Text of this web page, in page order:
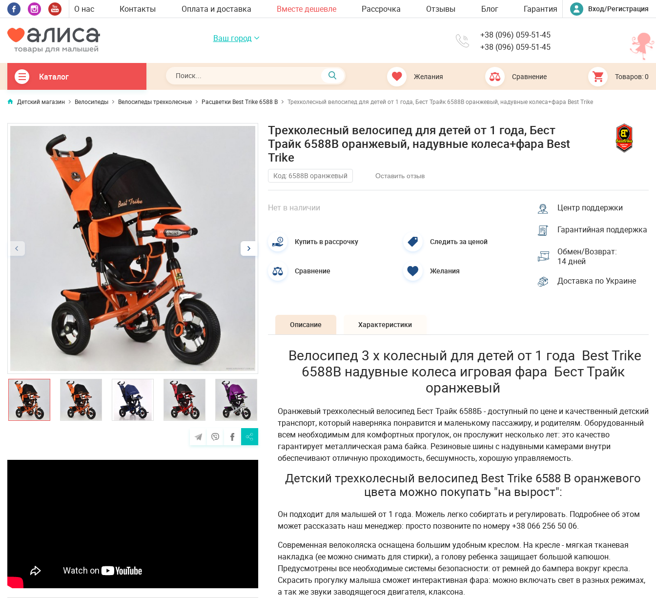
О нас Контакты Оплата и доставка Вместе дешевле Рассрочка Отзывы Блог Гарантия Вход/Регистрация
Ваш город
+38 (096) 059-51-45
+38 (096) 059-51-45
Каталог Желания Сравнение Товаров: 0
Детский магазин Велосипеды Велосипеды трехколесные Расцветки Best Trike 6588 B Трехколесный велосипед для детей от 1 года, Бест Трайк 6588B оранжевый, надувные колеса+фара Best Trike
Трехколесный велосипед для детей от 1 года, Бест
Трайк 6588B оранжевый, надувные колеса+фара Best
Trike
Код: 6588B оранжевый Оставить отзыв
Нет в наличии
Купить в рассрочку Следить за ценой
Сравнение Желания
Центр поддержки
Гарантийная поддержка
Обмен/Возврат:
14 дней
Доставка по Украине
Описание Характеристики
Велосипед 3 х колесный для детей от 1 года Best Trike
6588B надувные колеса игровая фара Бест Трайк
оранжевый
Оранжевый трехколесный велосипед Бест Трайк 6588Б - доступный по цене и качественный детский
транспорт, который наверняка понравится и маленькому пассажиру, и родителям. Оборудованный
всем необходимым для комфортных прогулок, он прослужит несколько лет: это качество
гарантирует металлическая рама байка. Резиновые шины с надувными камерами внутри
обеспечивают отличную проходимость, бесшумность, хорошую управляемость.
Детский трехколесный велосипед Best Trike 6588 B оранжевого
цвета можно покупать "на вырост":
Он подходит для малышей от 1 года. Можель легко собиртать и регулировать. Подробнее об этом
может рассказать наш менеджер: просто позвоните по номеру +38 066 256 50 06.
Современная велоколяска оснащена большим удобным креслом. На кресле - мягкая тканевая
накладка (ее можно снимать для стирки), а голову ребенка защищает большой капюшон.
Предусмотрены все необходимые системы безопасности: от ремней до бампера вокруг кресла.
Скрасить прогулку малыша сможет интерактивная фара: можно включать свет в разных режимах,
а так же звуки заводящегося двигателя, клаксона.